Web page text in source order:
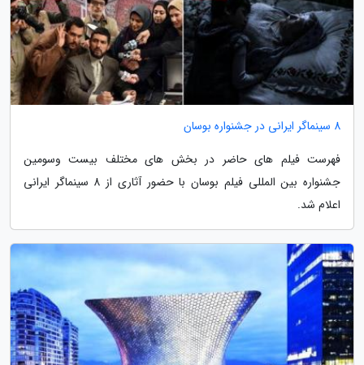
8 سینماگر ایرانی در جشنواره بوسان
فهرست فیلم های حاضر در بخش های مختلف بیست وسومین
جشنواره بین المللی فیلم بوسان با حضور آثاری از 8 سینماگر ایرانی
اعلام شد.